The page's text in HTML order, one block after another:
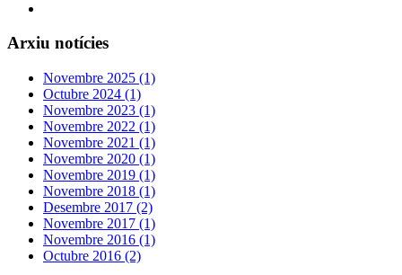
Arxiu notícies
Novembre 2025 (1)
Octubre 2024 (1)
Novembre 2023 (1)
Novembre 2022 (1)
Novembre 2021 (1)
Novembre 2020 (1)
Novembre 2019 (1)
Novembre 2018 (1)
Desembre 2017 (2)
Novembre 2017 (1)
Novembre 2016 (1)
Octubre 2016 (2)